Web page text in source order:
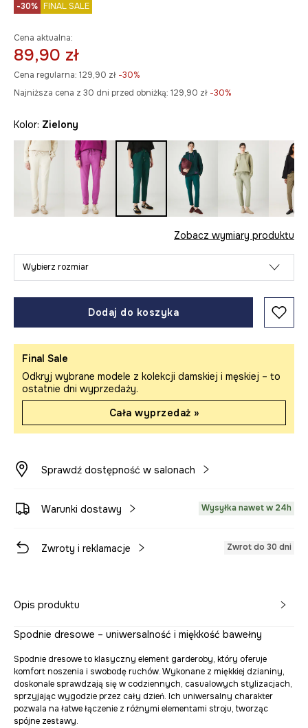
-30% FINAL SALE
Cena aktualna:
89,90 zł
Cena regularna: 129,90 zł -30%
Najniższa cena z 30 dni przed obniżką: 129,90 zł -30%
Kolor: zielony
Zobacz wymiary produktu
Wybierz rozmiar
Dodaj do koszyka
Final Sale
Odkryj wybrane modele z kolekcji damskiej i męskiej – to
ostatnie dni wyprzedaży.
Cała wyprzedaż »
Sprawdź dostępność w salonach
Warunki dostawy Wysyłka nawet w 24h
Zwroty i reklamacje Zwrot do 30 dni
Opis produktu
Spodnie dresowe – uniwersalność i miękkość bawełny
Spodnie dresowe to klasyczny element garderoby, który oferuje
komfort noszenia i swobodę ruchów. Wykonane z miękkiej dzianiny,
doskonale sprawdzają się w codziennych, casualowych stylizacjach,
sprzyjając wygodzie przez cały dzień. Ich uniwersalny charakter
pozwala na łatwe łączenie z różnymi elementami stroju, tworząc
spójne zestawy.